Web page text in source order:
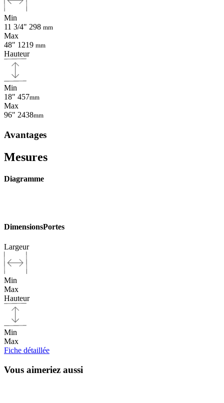
Min
11 3/4" 298 mm
Max
48" 1219 mm
Hauteur
Min
18" 457mm
Max
96" 2438mm
Avantages
Mesures
Diagramme
DimensionsPortes
Largeur
Min
Max
Hauteur
Min
Max
Fiche détaillée
Vous aimeriez aussi